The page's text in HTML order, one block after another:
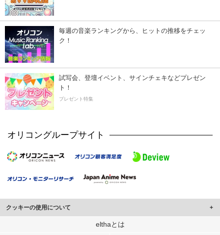
毎週の音楽ランキングから、ヒットの推移をチェッ
ク！
試写会、登壇イベント、サインチェキなどプレゼン
ト！
プレゼント特集
オリコングループサイト
クッキーの使用について
このサイトでは Cookie を使用して、ユーザーに合わせたコンテンツや広告の
elthaとは